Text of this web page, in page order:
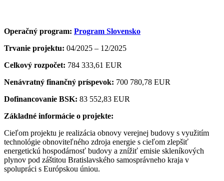
Operačný program: Program Slovensko
Trvanie projektu: 04/2025 – 12/2025
Celkový rozpočet: 784 333,61 EUR
Nenávratný finančný príspevok: 700 780,78 EUR
Dofinancovanie BSK: 83 552,83 EUR
Základné informácie o projekte:
Cieľom projektu je realizácia obnovy verejnej budovy s využitím
technológie obnoviteľného zdroja energie s cieľom zlepšiť
energetickú hospodárnosť budovy a znížiť emisie skleníkových
plynov pod záštitou Bratislavského samosprávneho kraja v
spolupráci s Európskou úniou.